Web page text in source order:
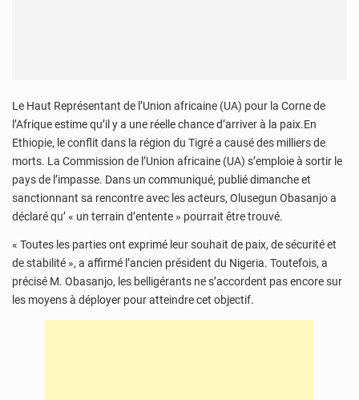
Le Haut Représentant de l’Union africaine (UA) pour la Corne de
l’Afrique estime qu’il y a une réelle chance d’arriver à la paix.En
Ethiopie, le conflit dans la région du Tigré a causé des milliers de
morts. La Commission de l’Union africaine (UA) s’emploie à sortir le
pays de l’impasse. Dans un communiqué, publié dimanche et
sanctionnant sa rencontre avec les acteurs, Olusegun Obasanjo a
déclaré qu’ « un terrain d’entente » pourrait être trouvé.
« Toutes les parties ont exprimé leur souhait de paix, de sécurité et
de stabilité », a affirmé l’ancien président du Nigeria. Toutefois, a
précisé M. Obasanjo, les belligérants ne s’accordent pas encore sur
les moyens à déployer pour atteindre cet objectif.